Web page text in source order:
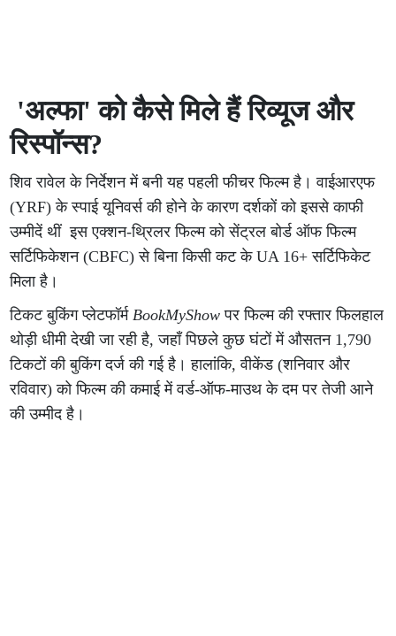
'अल्फा' को कैसे मिले हैं रिव्यूज और
रिस्पॉन्स?
शिव रावेल के निर्देशन में बनी यह पहली फीचर फिल्म है। वाईआरएफ
(YRF) के स्पाई यूनिवर्स की होने के कारण दर्शकों को इससे काफी
उम्मीदें थीं इस एक्शन-थ्रिलर फिल्म को सेंट्रल बोर्ड ऑफ फिल्म
सर्टिफिकेशन (CBFC) से बिना किसी कट के UA 16+ सर्टिफिकेट
मिला है।
टिकट बुकिंग प्लेटफॉर्मBookMyShow पर फिल्म की रफ्तार फिलहाल
थोड़ी धीमी देखी जा रही है, जहाँ पिछले कुछ घंटों में औसतन 1,790
टिकटों की बुकिंग दर्ज की गई है। हालांकि, वीकेंड (शनिवार और
रविवार) को फिल्म की कमाई में वर्ड-ऑफ-माउथ के दम पर तेजी आने
की उम्मीद है।